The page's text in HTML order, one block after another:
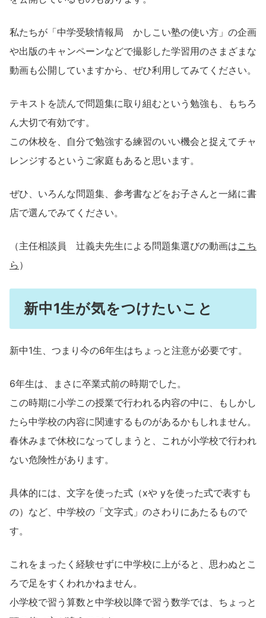
私たちが「中学受験情報局 かしこい塾の使い方」の企画
や出版のキャンペーンなどで撮影した学習用のさまざまな
動画も公開していますから、ぜひ利用してみてください。
テキストを読んで問題集に取り組むという勉強も、もちろ
ん大切で有効です。
この休校を、自分で勉強する練習のいい機会と捉えてチャ
レンジするというご家庭もあると思います。
ぜひ、いろんな問題集、参考書などをお子さんと一緒に書
店で選んでみてください。
（主任相談員 辻義夫先生による問題集選びの動画はこち
ら ）
新中1生が気をつけたいこと
新中1生、つまり今の6年生はちょっと注意が必要です。
6年生は、まさに卒業式前の時期でした。
この時期に小学この授業で行われる内容の中に、もしかし
たら中学校の内容に関連するものがあるかもしれません。
春休みまで休校になってしまうと、これが小学校で行われ
ない危険性があります。
具体的には、文字を使った式（xや yを使った式で表すも
の）など、中学校の「文字式」のさわりにあたるもので
す。
これをまったく経験せずに中学校に上がると、思わぬとこ
ろで足をすくわれかねません。
小学校で習う算数と中学校以降で習う数学では、ちょっと